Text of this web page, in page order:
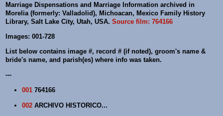
Marriage Dispensations and Marriage Information archived in
Morelia (formerly: Valladolid), Michoacan, Mexico Family History
Library, Salt Lake City, Utah, USA. Source film: 764166
Images: 001-728
List below contains image #, record # (if noted), groom's name &
bride's name, and parish(es) where info was taken.
---
001 764166
002 ARCHIVO HISTORICO...